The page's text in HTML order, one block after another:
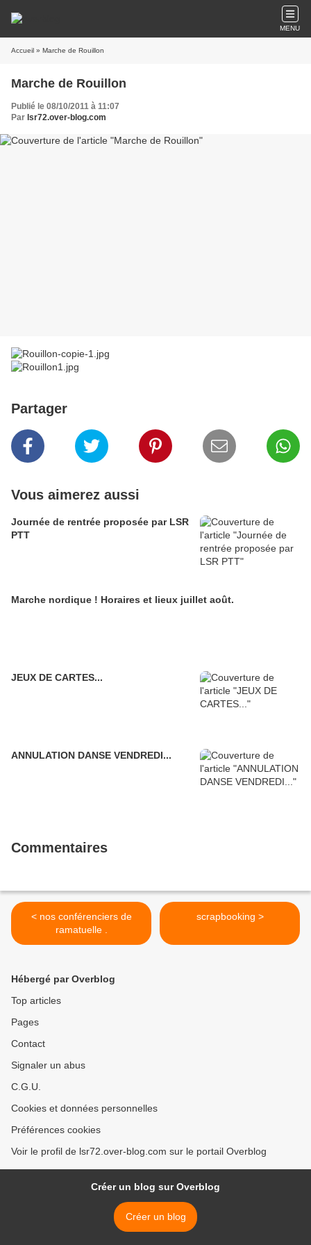
MENU
Accueil » Marche de Rouillon
Marche de Rouillon
Publié le 08/10/2011 à 11:07
Par lsr72.over-blog.com
Partager
Vous aimerez aussi
Journée de rentrée proposée par LSR
PTT
Marche nordique ! Horaires et lieux juillet août.
JEUX DE CARTES...
ANNULATION DANSE VENDREDI...
Commentaires
< nos conférenciers de
ramatuelle .
scrapbooking >
Hébergé par Overblog
Top articles
Pages
Contact
Signaler un abus
C.G.U.
Cookies et données personnelles
Préférences cookies
Voir le profil de lsr72.over-blog.com sur le portail Overblog
Créer un blog sur Overblog
Créer un blog